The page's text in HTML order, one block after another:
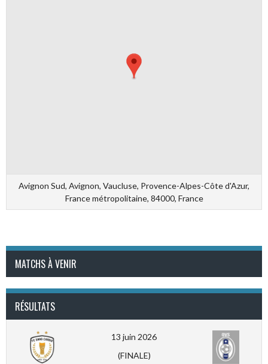
Avignon Sud, Avignon, Vaucluse, Provence-Alpes-Côte d'Azur,
France métropolitaine, 84000, France
MATCHS À VENIR
RÉSULTATS
13 juin 2026
(FINALE)